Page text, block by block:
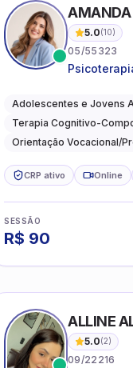
AMANDA
5.0(10)
05/55323
ansiedade,
orientação
Adolescentes e Jovens
Terapia Cognitivo-
Orientação Vocacional/
CRP ativo Online
SESSÃO
R$ 90
ALLINE
5.0(2)
09/22216